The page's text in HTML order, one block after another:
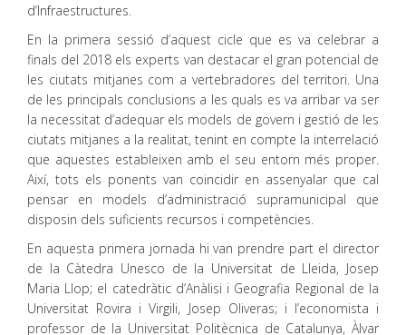
d’Infraestructures.
En la primera sessió d’aquest cicle que es va celebrar a
finals del 2018 els experts van destacar el gran potencial de
les ciutats mitjanes com a vertebradores del territori. Una
de les principals conclusions a les quals es va arribar va ser
la necessitat d’adequar els models de govern i gestió de les
ciutats mitjanes a la realitat, tenint en compte la interrelació
que aquestes estableixen amb el seu entorn més proper.
Així, tots els ponents van coincidir en assenyalar que cal
pensar en models d’administració supramunicipal que
disposin dels suficients recursos i competències.
En aquesta primera jornada hi van prendre part el director
de la Càtedra Unesco de la Universitat de Lleida, Josep
Maria Llop; el catedràtic d’Anàlisi i Geografia Regional de la
Universitat Rovira i Virgili, Josep Oliveras; i l’economista i
professor de la Universitat Politècnica de Catalunya, Àlvar